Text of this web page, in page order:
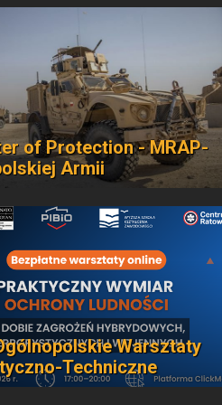
of Protection - MRAP-
Armii
Warsztaty
Techniczne